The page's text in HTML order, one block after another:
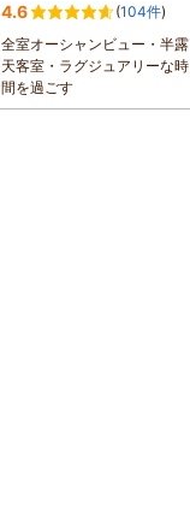
4.6 (104件)
全室オーシャンビュー・半露
天客室・ラグジュアリーな時
間を過ごす